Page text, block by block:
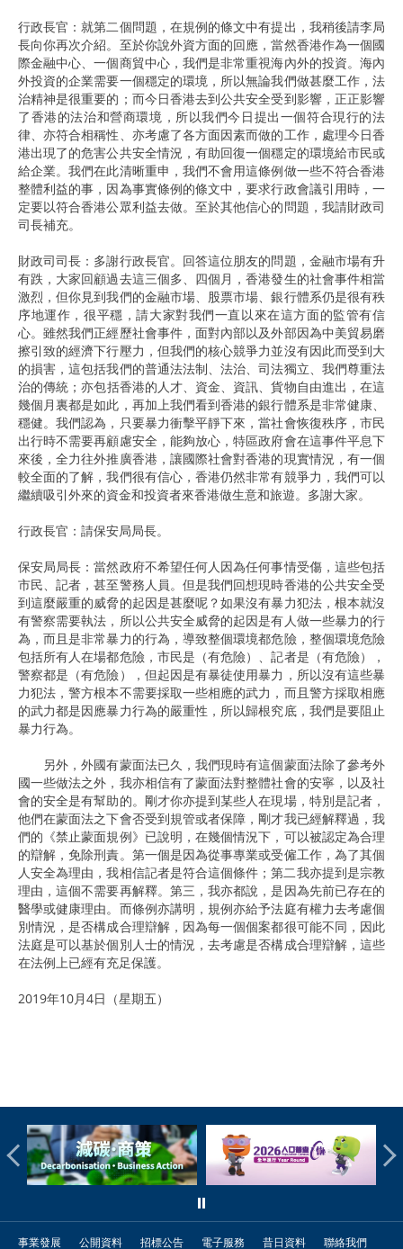
行政長官：就第二個問題，在規例的條文中有提出，我稍後請李局
長向你再次介紹。至於你說外資方面的回應，當然香港作為一個國
際金融中心、一個商貿中心，我們是非常重視海內外的投資。海內
外投資的企業需要一個穩定的環境，所以無論我們做甚麼工作，法
治精神是很重要的；而今日香港去到公共安全受到影響，正正影響
了香港的法治和營商環境，所以我們今日提出一個符合現行的法
律、亦符合相稱性、亦考慮了各方面因素而做的工作，處理今日香
港出現了的危害公共安全情況，有助回復一個穩定的環境給市民或
給企業。我們在此清晰重申，我們不會用這條例做一些不符合香港
整體利益的事，因為事實條例的條文中，要求行政會議引用時，一
定要以符合香港公眾利益去做。至於其他信心的問題，我請財政司
司長補充。
財政司司長：多謝行政長官。回答這位朋友的問題，金融市場有升
有跌，大家回顧過去這三個多、四個月，香港發生的社會事件相當
激烈，但你見到我們的金融市場、股票市場、銀行體系仍是很有秩
序地運作，很平穩，請大家對我們一直以來在這方面的監管有信
心。雖然我們正經歷社會事件，面對內部以及外部因為中美貿易磨
擦引致的經濟下行壓力，但我們的核心競爭力並沒有因此而受到大
的損害，這包括我們的普通法法制、法治、司法獨立、我們尊重法
治的傳統；亦包括香港的人才、資金、資訊、貨物自由進出，在這
幾個月裏都是如此，再加上我們看到香港的銀行體系是非常健康、
穩健。我們認為，只要暴力衝擊平靜下來，當社會恢復秩序，市民
出行時不需要再顧慮安全，能夠放心，特區政府會在這事件平息下
來後，全力往外推廣香港，讓國際社會對香港的現實情況，有一個
較全面的了解，我們很有信心，香港仍然非常有競爭力，我們可以
繼續吸引外來的資金和投資者來香港做生意和旅遊。多謝大家。
行政長官：請保安局局長。
保安局局長：當然政府不希望任何人因為任何事情受傷，這些包括
市民、記者，甚至警務人員。但是我們回想現時香港的公共安全受
到這麼嚴重的威脅的起因是甚麼呢？如果沒有暴力犯法，根本就沒
有警察需要執法，所以公共安全威脅的起因是有人做一些暴力的行
為，而且是非常暴力的行為，導致整個環境都危險，整個環境危險
包括所有人在場都危險，市民是（有危險）、記者是（有危險），
警察都是（有危險），但起因是有暴徒使用暴力，所以沒有這些暴
力犯法，警方根本不需要採取一些相應的武力，而且警方採取相應
的武力都是因應暴力行為的嚴重性，所以歸根究底，我們是要阻止
暴力行為。
另外，外國有蒙面法已久，我們現時有這個蒙面法除了參考外
國一些做法之外，我亦相信有了蒙面法對整體社會的安寧，以及社
會的安全是有幫助的。剛才你亦提到某些人在現場，特別是記者，
他們在蒙面法之下會否受到規管或者保障，剛才我已經解釋過，我
們的《禁止蒙面規例》已說明，在幾個情況下，可以被認定為合理
的辯解，免除刑責。第一個是因為從事專業或受僱工作，為了其個
人安全為理由，我相信記者是符合這個條件；第二我亦提到是宗教
理由，這個不需要再解釋。第三，我亦都說，是因為先前已存在的
醫學或健康理由。而條例亦講明，規例亦給予法庭有權力去考慮個
別情況，是否構成合理辯解，因為每一個個案都很可能不同，因此
法庭是可以基於個別人士的情況，去考慮是否構成合理辯解，這些
在法例上已經有充足保護。
2019年10月4日（星期五）
事業發展 公開資料 招標公告 電子服務 昔日資料 聯絡我們